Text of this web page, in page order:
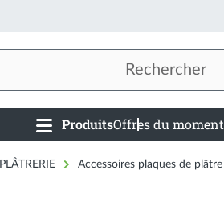
Main
navigation
ProduitsOffres du moment
PLÂTRERIE Accessoires plaques de plâtre